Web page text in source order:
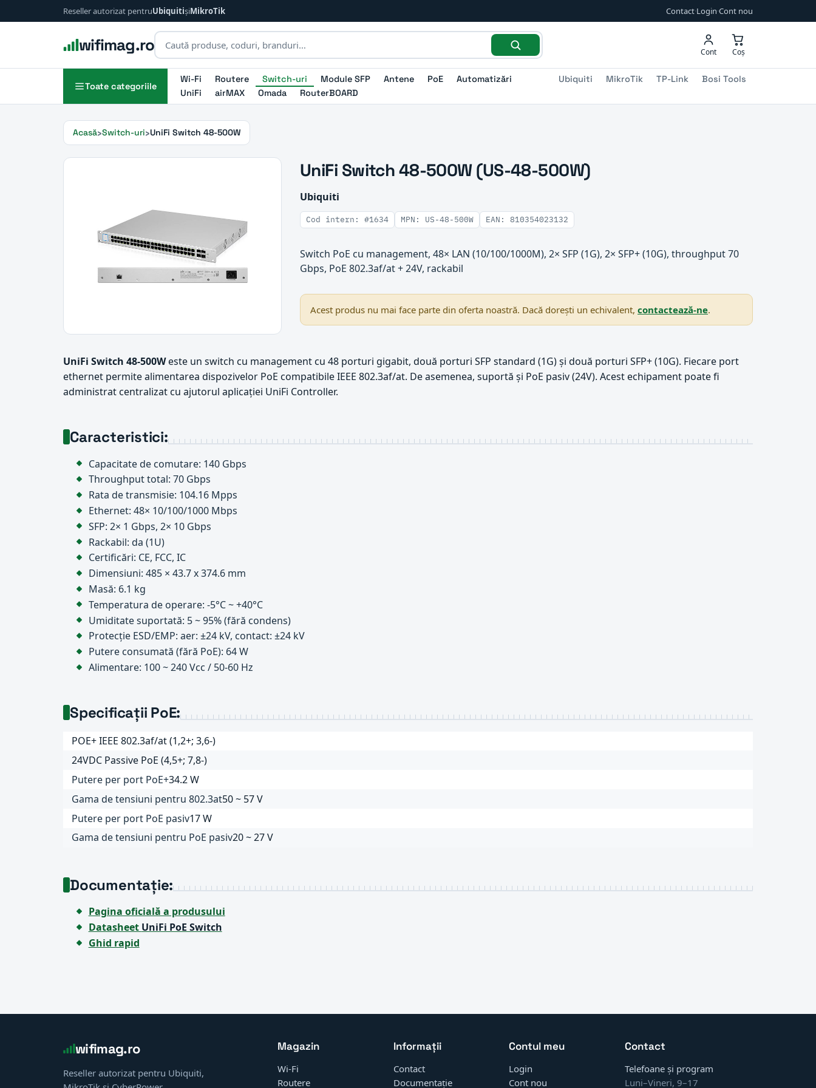
Reseller autorizat pentruUbiquitișiMikroTik Contact·Login·Cont nou
wifimag.ro Cont Coș
Toate categoriile
Wi-Fi Routere Switch-uri Module SFP Antene PoE Automatizări Ubiquiti MikroTik TP-Link
Bosi Tools
UniFi
airMAX Omada RouterBOARD
Acasă Switch-uri UniFi Switch 48-500W
UniFi Switch 48-500W (US-48-500W)
Ubiquiti
Cod intern: #1634 MPN: US-48-500W EAN: 810354023132
Switch PoE cu management, 48× LAN (10/100/1000M), 2× SFP (1G), 2× SFP+ (10G), throughput 70
Gbps, PoE 802.3af/at + 24V, rackabil
Acest produs nu mai face parte din oferta noastră. Dacă dorești un echivalent, contactează-ne.
UniFi Switch 48-500Weste un switch cu management cu 48 porturi gigabit, două porturi SFP standard (1G) și două porturi SFP+ (10G). Fiecare port
ethernet permite alimentarea dispozivelor PoE compatibile IEEE 802.3af/at. De asemenea, suportă și PoE pasiv (24V). Acest echipament poate fi
administrat centralizat cu ajutorul aplicației UniFi Controller.
Caracteristici:
Capacitate de comutare: 140 Gbps
Throughput total: 70 Gbps
Rata de transmisie: 104.16 Mpps
Ethernet: 48× 10/100/1000 Mbps
SFP: 2× 1 Gbps, 2× 10 Gbps
Rackabil: da (1U)
Certificări: CE, FCC, IC
Dimensiuni: 485 × 43.7 x 374.6 mm
Masă: 6.1 kg
Temperatura de operare: ‑5°C ~ +40°C
Umiditate suportată: 5 ~ 95% (fără condens)
Protecție ESD/EMP: aer: ±24 kV, contact: ±24 kV
Putere consumată (fără PoE): 64 W
Alimentare: 100 ~ 240 Vcc / 50-60 Hz
Specificații PoE:
POE+ IEEE 802.3af/at (1,2+; 3,6-)
24VDC Passive PoE (4,5+; 7,8-)
Putere per port PoE+34.2 W
Gama de tensiuni pentru 802.3at50 ~ 57 V
Putere per port PoE pasiv17 W
Gama de tensiuni pentru PoE pasiv20 ~ 27 V
Documentație:
Pagina oficială a produsului
Datasheet UniFi PoE Switch
Ghid rapid
wifimag.ro
Reseller autorizat pentru Ubiquiti,
Magazin
Wi-Fi
Routere
Informații
Contact
Documentație
Contul meu
Login
Cont nou
Contact
Telefoane și program
Luni–Vineri, 9–17